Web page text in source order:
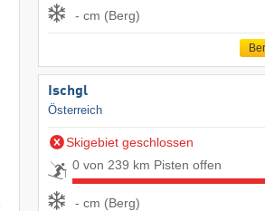
- cm (Berg)
Ischgl
Österreich
Skigebiet geschlossen
0 von 239 km Pisten offen
- cm (Berg)